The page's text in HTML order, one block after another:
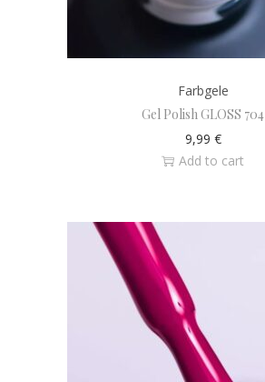
Farbgele
Gel Polish GLOSS 704
9,99 €
Add to cart